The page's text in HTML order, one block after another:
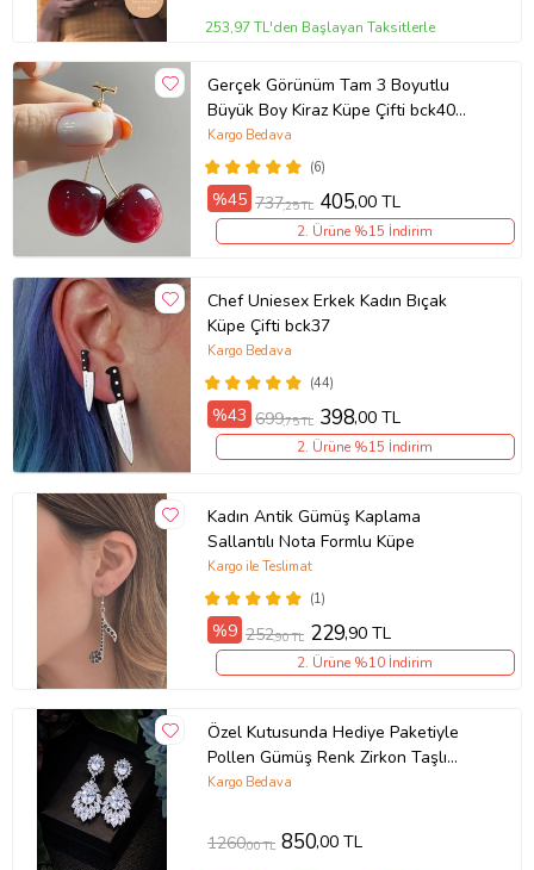
253,97 TL'den Başlayan Taksitlerle
Gerçek Görünüm Tam 3 Boyutlu
Büyük Boy Kiraz Küpe Çifti bck40
(Kırmızı)
(6)
Kargo Bedava
%45 737,25 TL 405,00 TL
2. Ürüne %15 İndirim
Chef Uniesex Erkek Kadın Bıçak
Küpe Çifti bck37
(44)
Kargo Bedava
%43 699,75 TL 398,00 TL
2. Ürüne %15 İndirim
Kadın Antik Gümüş Kaplama
Sallantılı Nota Formlu Küpe
(1)
Kargo ile Teslimat
%9 252,90 TL 229,90 TL
2. Ürüne %10 İndirim
Özel Kutusunda Hediye Paketiyle
Pollen Gümüş Renk Zirkon Taşlı
Küpe Abiye Düğün Nişan Söz Parti
Kargo Bedava
1260,00 TL 850,00 TL